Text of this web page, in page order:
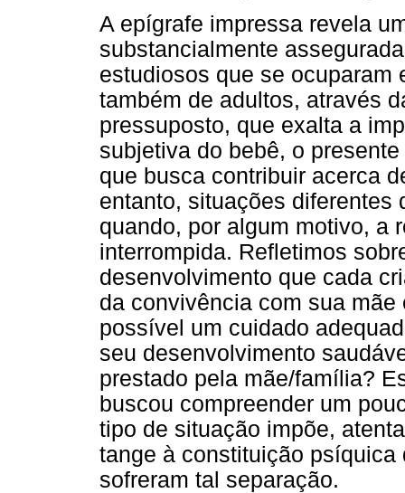
A epígrafe impressa revela
substancialmente
estudiosos que se ocuparam
também de adultos, através
pressuposto, que exalta a
subjetiva do bebê, o
que busca contribuir acerca
entanto, situações
quando, por algum motivo, a
interrompida. Refletimos
desenvolvimento que cada
da convivência com sua
possível um cuidado
seu desenvolvimento
prestado pela mãe/família?
buscou compreender um
tipo de situação impõe,
tange à constituição
sofreram tal separação.